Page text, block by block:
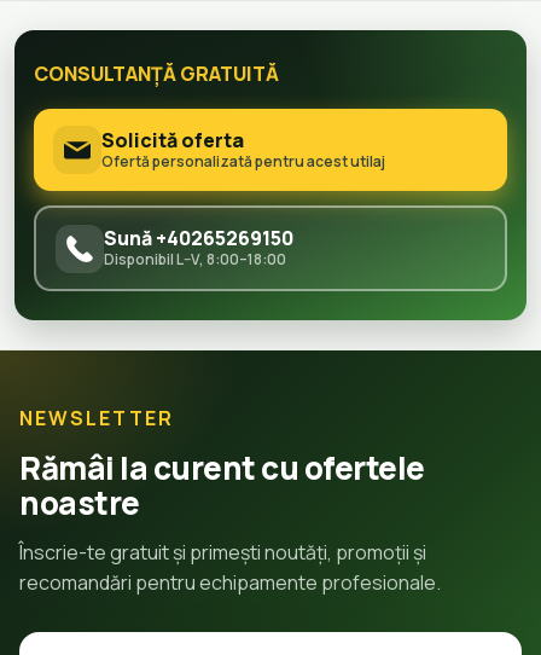
CONSULTANȚĂ GRATUITĂ
Solicită oferta
Ofertă personalizată pentru acest utilaj
Sună +40265269150
Disponibil L–V, 8:00–18:00
NEWSLETTER
Rămâi la curent cu ofertele
noastre
Înscrie-te gratuit și primești noutăți, promoții și
recomandări pentru echipamente profesionale.